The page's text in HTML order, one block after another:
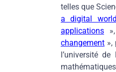
telles que
a digital world
applications
changement »,
l’université